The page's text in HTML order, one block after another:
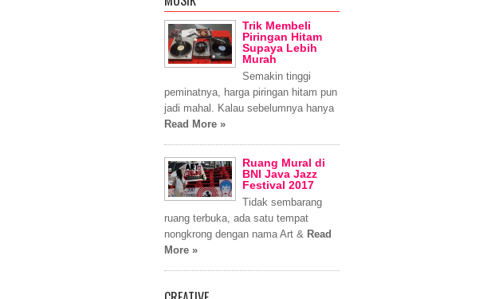
Trik Membeli
Piringan Hitam
Supaya Lebih
Murah
Semakin tinggi
peminatnya, harga piringan hitam pun
jadi mahal. Kalau sebelumnya hanya
Read More »
Ruang Mural di
BNI Java Jazz
Festival 2017
Tidak sembarang
ruang terbuka, ada satu tempat
nongkrong dengan nama Art & Read
More »